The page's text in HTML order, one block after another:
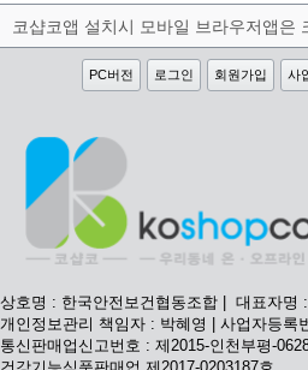
PC버전 로그인 회원가입 사
상호명 : 한국안전보건협동조합 | 대표자명
개인정보관리 책임자 : 박혜영 | 사업자등록
통신판매업신고번호 : 제2015-인천부평-